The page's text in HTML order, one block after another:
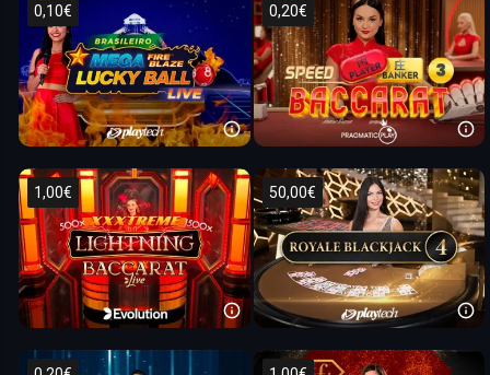
0,10€ 0,20€
1,00€ 50,00€